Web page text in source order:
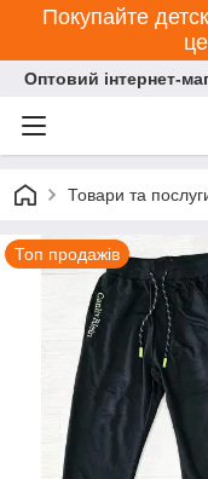
Покупайте
Оптовий інтернет-
Товари та
Топ продажів